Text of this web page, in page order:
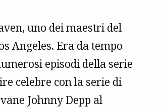
uno dei maestri del
Angeles. Era da tempo
episodi della serie
celebre con la serie di
Johnny Depp al